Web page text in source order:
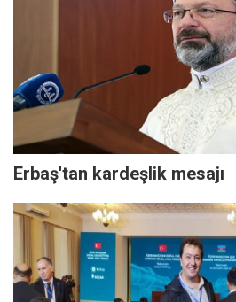
Erbaş'tan kardeşlik mesajı